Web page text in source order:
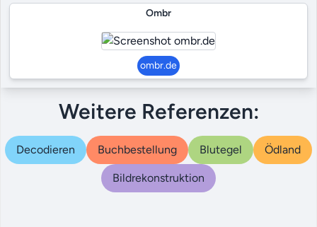
Ombr
ombr.de
Weitere Referenzen:
Decodieren Buchbestellung Blutegel Ödland
Bildrekonstruktion